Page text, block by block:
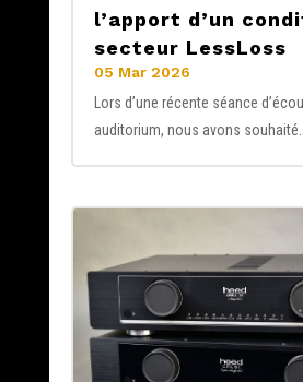
l’apport d’un
secteur LessLoss
05 Mar 2026
Lors d’une récente séance
auditorium, nous avons souhaité...